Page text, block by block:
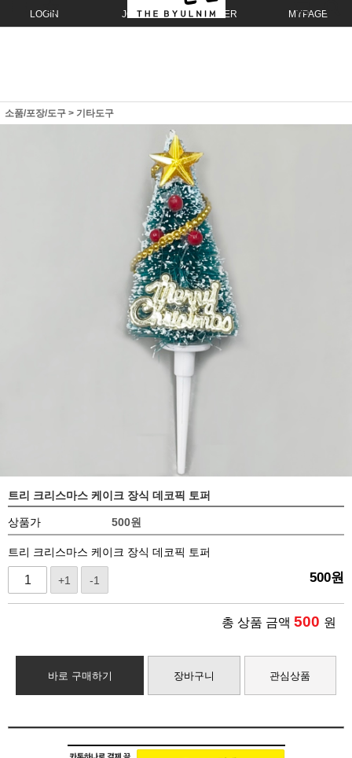
LOGIN JOIN ORDER MYPAGE
소품/포장/도구 > 기타도구
트리 크리스마스 케이크 장식 데코픽 토퍼
상품가 500원
트리 크리스마스 케이크 장식 데코픽 토퍼
+1 -1 500원
총 상품 금액 500 원
바로 구매하기 장바구니 관심상품